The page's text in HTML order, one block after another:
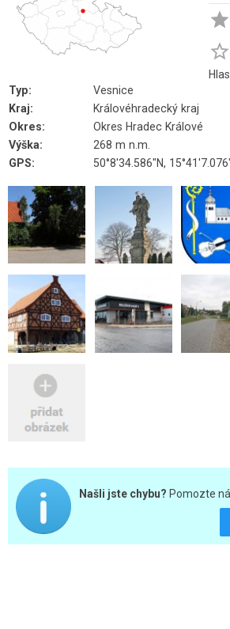


Typ:
Vesnice
Kraj:
Královéhradecký kraj
Okres:
Okres Hradec Králové
Výška:
268 m n.m.
GPS:
50°8'34.586"N,
Našli jste chybu? Pomozte